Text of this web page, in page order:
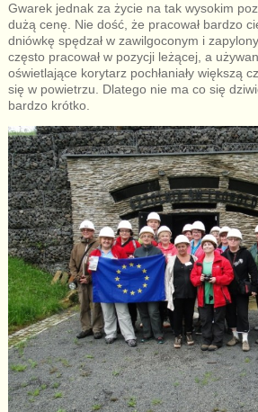
Gwarek jednak za życie na tak wysokim
dużą cenę. Nie dość, że pracował bardzo
dniówkę spędzał w zawilgoconym i
często pracował w pozycji leżącej, a
oświetlające korytarz pochłaniały większą
się w powietrzu. Dlatego nie ma co się
bardzo krótko.